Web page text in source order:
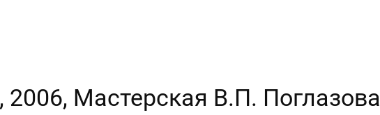
, 2006, Мастерская В.П. Поглазова